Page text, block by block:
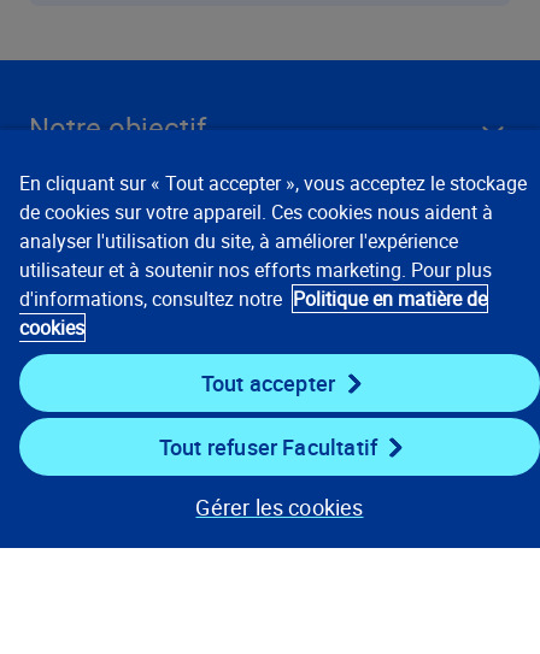
Notre objectif
Entreprise
Liens clés
Ressources
Rester connecté
En cliquant sur « Tout accepter », vous acceptez le stockage
de cookies sur votre appareil. Ces cookies nous aident à
analyser l'utilisation du site, à améliorer l'expérience
utilisateur et à soutenir nos efforts marketing. Pour plus
d'informations, consultez notre Politique en matière de
cookies
Tout accepter
Tout refuser Facultatif
Gérer les cookies